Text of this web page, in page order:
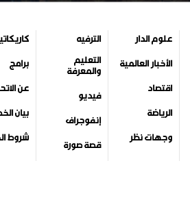
علوم الدار
الأخبار العالمية
اقتصاد
الرياضة
وجهات نظر
الترفيه
التعليم
والمعرفة
فيديو
إنفوجراف
قصة صورة
برامج
عن
بيان
شروط